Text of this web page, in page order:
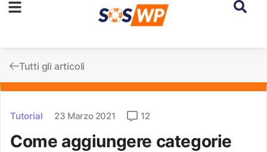
Tutti gli articoli
Tutorial 23 Marzo 2021 12
Come aggiungere categorie